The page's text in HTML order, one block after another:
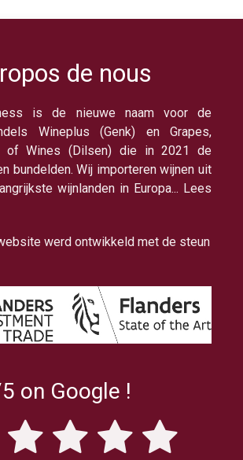
de nous
is de nieuwe naam voor de
Wineplus (Genk) en Grapes,
of Wines (Dilsen) die in 2021 de
bundelden. Wij importeren wijnen uit
wijnlanden in Europa... Lees
werd ontwikkeld met de steun
on Google !